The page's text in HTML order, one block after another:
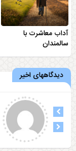
آداب معاشرت با
سالمندان
دیدگاههای اخیر